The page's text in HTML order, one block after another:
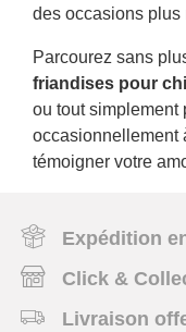
des occasions plus
Parcourez sans
friandises pour
ou tout simplement
occasionnellement
témoigner votre
Expédition
Click &
Livraison